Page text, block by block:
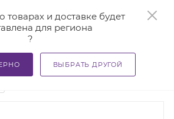
и доставке будет
для региона
?
ВЫБРАТЬ ДРУГОЙ
— Бандажи и корсеты — Бандажи для
в Нижнем